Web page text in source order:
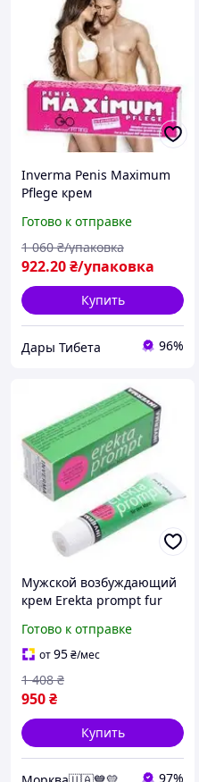
Inverma Penis Maximum
Pflege крем
увеличение
чуствительности
нейтрализует запах 45 ml
Германия
Готово к отправке
922.20₴/упаковка
1 060 ₴/упаковка
Купить
Дары Тибета 96%
Мужской возбуждающий
крем Erekta prompt fur
Готово к отправке
от95₴/мес
950₴
1 408 ₴
Купить
97%